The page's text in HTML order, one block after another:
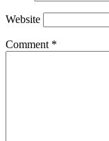
Website
Comment *